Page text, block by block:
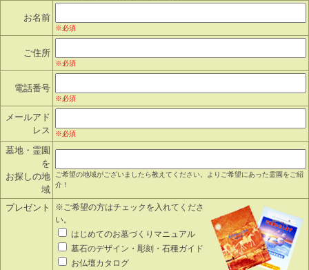
お名前
※必須
ご住所
※必須
電話番号
※必須
メールアド
レス
※必須
墓地・霊園
を
お探しの地
域
ご希望の地域がございましたら教えてください。よりご希望にあった霊園をご紹
介！
プレゼント
※ご希望の方はチェックを入れてくださ
い。
はじめてのお墓づくりマニュアル
墓石のデザイン・彫刻・石種ガイド
お仏壇カタログ